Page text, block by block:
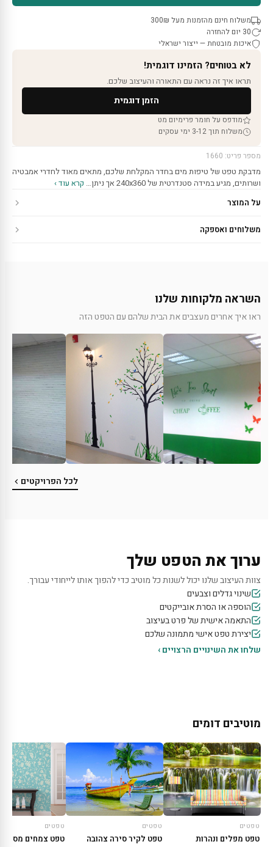
משלוח חינם מהזמנות מעל 300₪
30 יום להחזרה
איכות מובטחת — ייצור ישראלי
לא בטוחים? הזמינו דוגמית!
תראו איך זה נראה עם התאורה והעיצוב שלכם.
הזמן דוגמית
מודפס על חומר פרימיום מט
משלוח תוך 3-12 ימי עסקים
מספר פריט: 1660
מדבקת טפט של טיפות מים בחדר המקלחת שלכם, מתאים מאוד לחדרי אמבטיה
ושרותים, מגיע במידה סטנדרטית של 240x360 אך ניתן…
קרא עוד ›
על המוצר
משלוחים ואספקה
השראה מלקוחות שלנו
ראו איך אחרים מעצבים את הבית שלהם עם הטפט הזה
לכל הפרויקטים
ערוך את הטפט שלך
צוות העיצוב שלנו יכול לשנות כל מוטיב כדי להפוך אותו לייחודי עבורך.
שינוי גדלים וצבעים
הוספה או הסרת אובייקטים
התאמה אישית של פרט בעיצוב
יצירת טפט אישי מתמונה שלכם
שלחו את השינויים הרצויים ›
מוטיבים דומים
טפטים
טפט מפלים ונהרות
טפטים
טפט לקיר סירה צהובה
טפטים
טפט צמחים